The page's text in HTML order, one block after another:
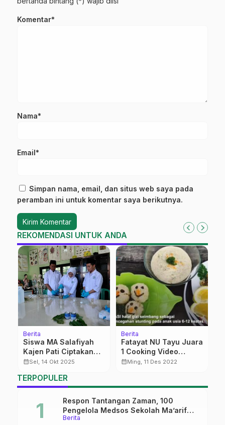
Komentar*
Nama*
Email*
Simpan nama, email, dan situs web saya pada
peramban ini untuk komentar saya berikutnya.
REKOMENDASI UNTUK ANDA
Berita
Siswa MA Salafiyah
Kajen Pati Ciptakan
Cat Pelapis Anti-
Lokal
calendar_monthSel, 14 Okt 2025
Berita
Fatayat NU Tayu Juara
1 Cooking Video
Competition Tingkat
calendar_monthMing, 11 Des 2022
TERPOPULER
Berita
Respon Tantangan Zaman, 100
Pengelola Medsos Sekolah Ma’arif
Pekalongan Ikuti Pelatihan Literasi